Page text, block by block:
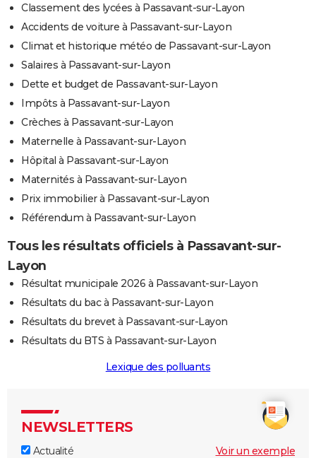
Classement des lycées à Passavant-sur-Layon
Accidents de voiture à Passavant-sur-Layon
Climat et historique météo de Passavant-sur-Layon
Salaires à Passavant-sur-Layon
Dette et budget de Passavant-sur-Layon
Impôts à Passavant-sur-Layon
Crèches à Passavant-sur-Layon
Maternelle à Passavant-sur-Layon
Hôpital à Passavant-sur-Layon
Maternités à Passavant-sur-Layon
Prix immobilier à Passavant-sur-Layon
Référendum à Passavant-sur-Layon
Tous les résultats officiels à Passavant-sur-
Layon
Résultat municipale 2026 à Passavant-sur-Layon
Résultats du bac à Passavant-sur-Layon
Résultats du brevet à Passavant-sur-Layon
Résultats du BTS à Passavant-sur-Layon
Lexique des polluants
NEWSLETTERS
Actualité
Voir un exemple